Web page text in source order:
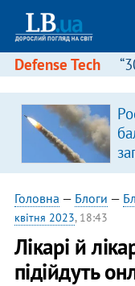
Defense Tech
Головна — Блоги —
квітня 2023, 18:43
Лікарі й
підійдуть